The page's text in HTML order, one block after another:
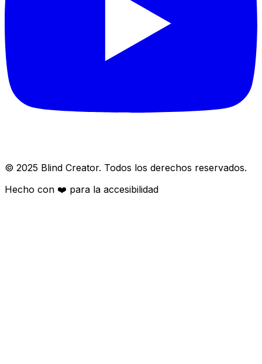
© 2025 Blind Creator. Todos los derechos reservados.
Hecho con ❤️ para la accesibilidad